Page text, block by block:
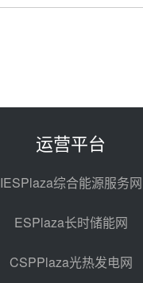
规模化助力构建绿
架协议项目中标候选
350MW光热大基
锅中标格尔木项目
前天 08-04 09:54
运营平台
IESPlaza综合能源服务网
ESPlaza长时储能网
CSPPlaza光热发电网